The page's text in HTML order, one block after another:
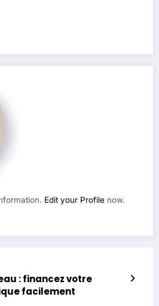
Edit your Profile now.
: financez votre
facilement